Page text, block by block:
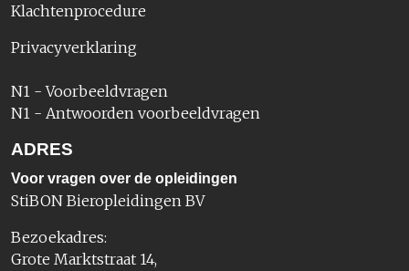
Klachtenprocedure
Privacyverklaring
N1 - Voorbeeldvragen
N1 - Antwoorden voorbeeldvragen
ADRES
Voor vragen over de opleidingen
StiBON Bieropleidingen BV
Bezoekadres:
Grote Marktstraat 14,